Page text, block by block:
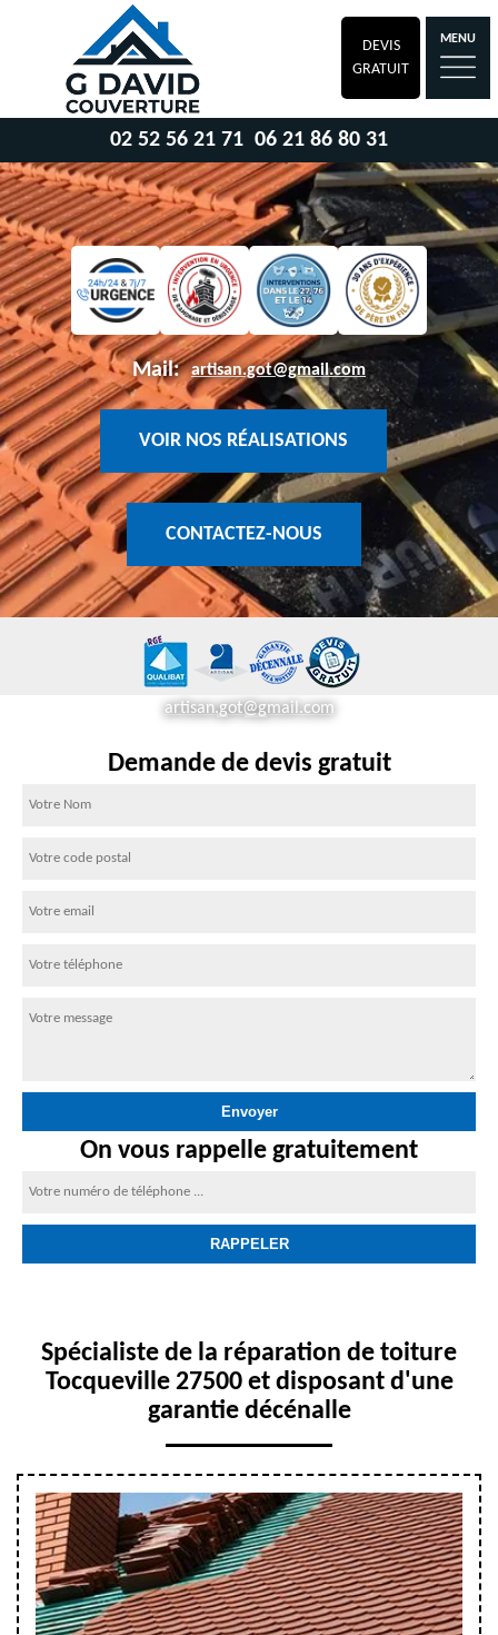
DEVIS
GRATUIT
MENU
02 52 56 21 71 06 21 86 80 31
Mail: artisan.got@gmail.com
VOIR NOS RÉALISATIONS
CONTACTEZ-NOUS
artisan.got@gmail.com
Demande de devis gratuit
On vous rappelle gratuitement
Spécialiste de la réparation de toiture
Tocqueville 27500 et disposant d'une
garantie décénalle